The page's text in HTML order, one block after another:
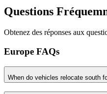
Questions
Obtenez des réponses aux
Europe FAQs
When do vehicles relocate south